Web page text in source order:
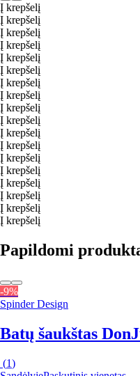
Į krepšelį
Į krepšelį
Į krepšelį
Į krepšelį
Į krepšelį
Į krepšelį
Į krepšelį
Į krepšelį
Į krepšelį
Į krepšelį
Į krepšelį
Į krepšelį
Į krepšelį
Į krepšelį
Į krepšelį
Į krepšelį
Į krepšelį
Į krepšelį
Papildomi
-9%
Spinder Design
Batų šaukštas Don
(1)